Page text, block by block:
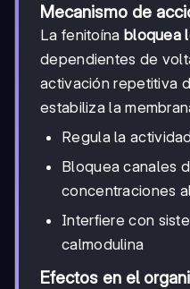
Mecanismo de
La fenitoína bloquea
dependientes de
activación repetitiva
estabiliza la
Regula la
Bloquea canales
concentraciones
Interfiere con
calmodulina
Efectos en el